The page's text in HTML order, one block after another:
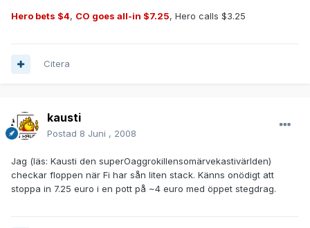
Hero bets $4, CO goes all-in $7.25, Hero calls $3.25
Citera
kausti
Postad 8 Juni , 2008
Jag (läs: Kausti den superOaggrokillensomärvekastivärlden)
checkar floppen när Fi har sån liten stack. Känns onödigt att
stoppa in 7.25 euro i en pott på ~4 euro med öppet stegdrag.